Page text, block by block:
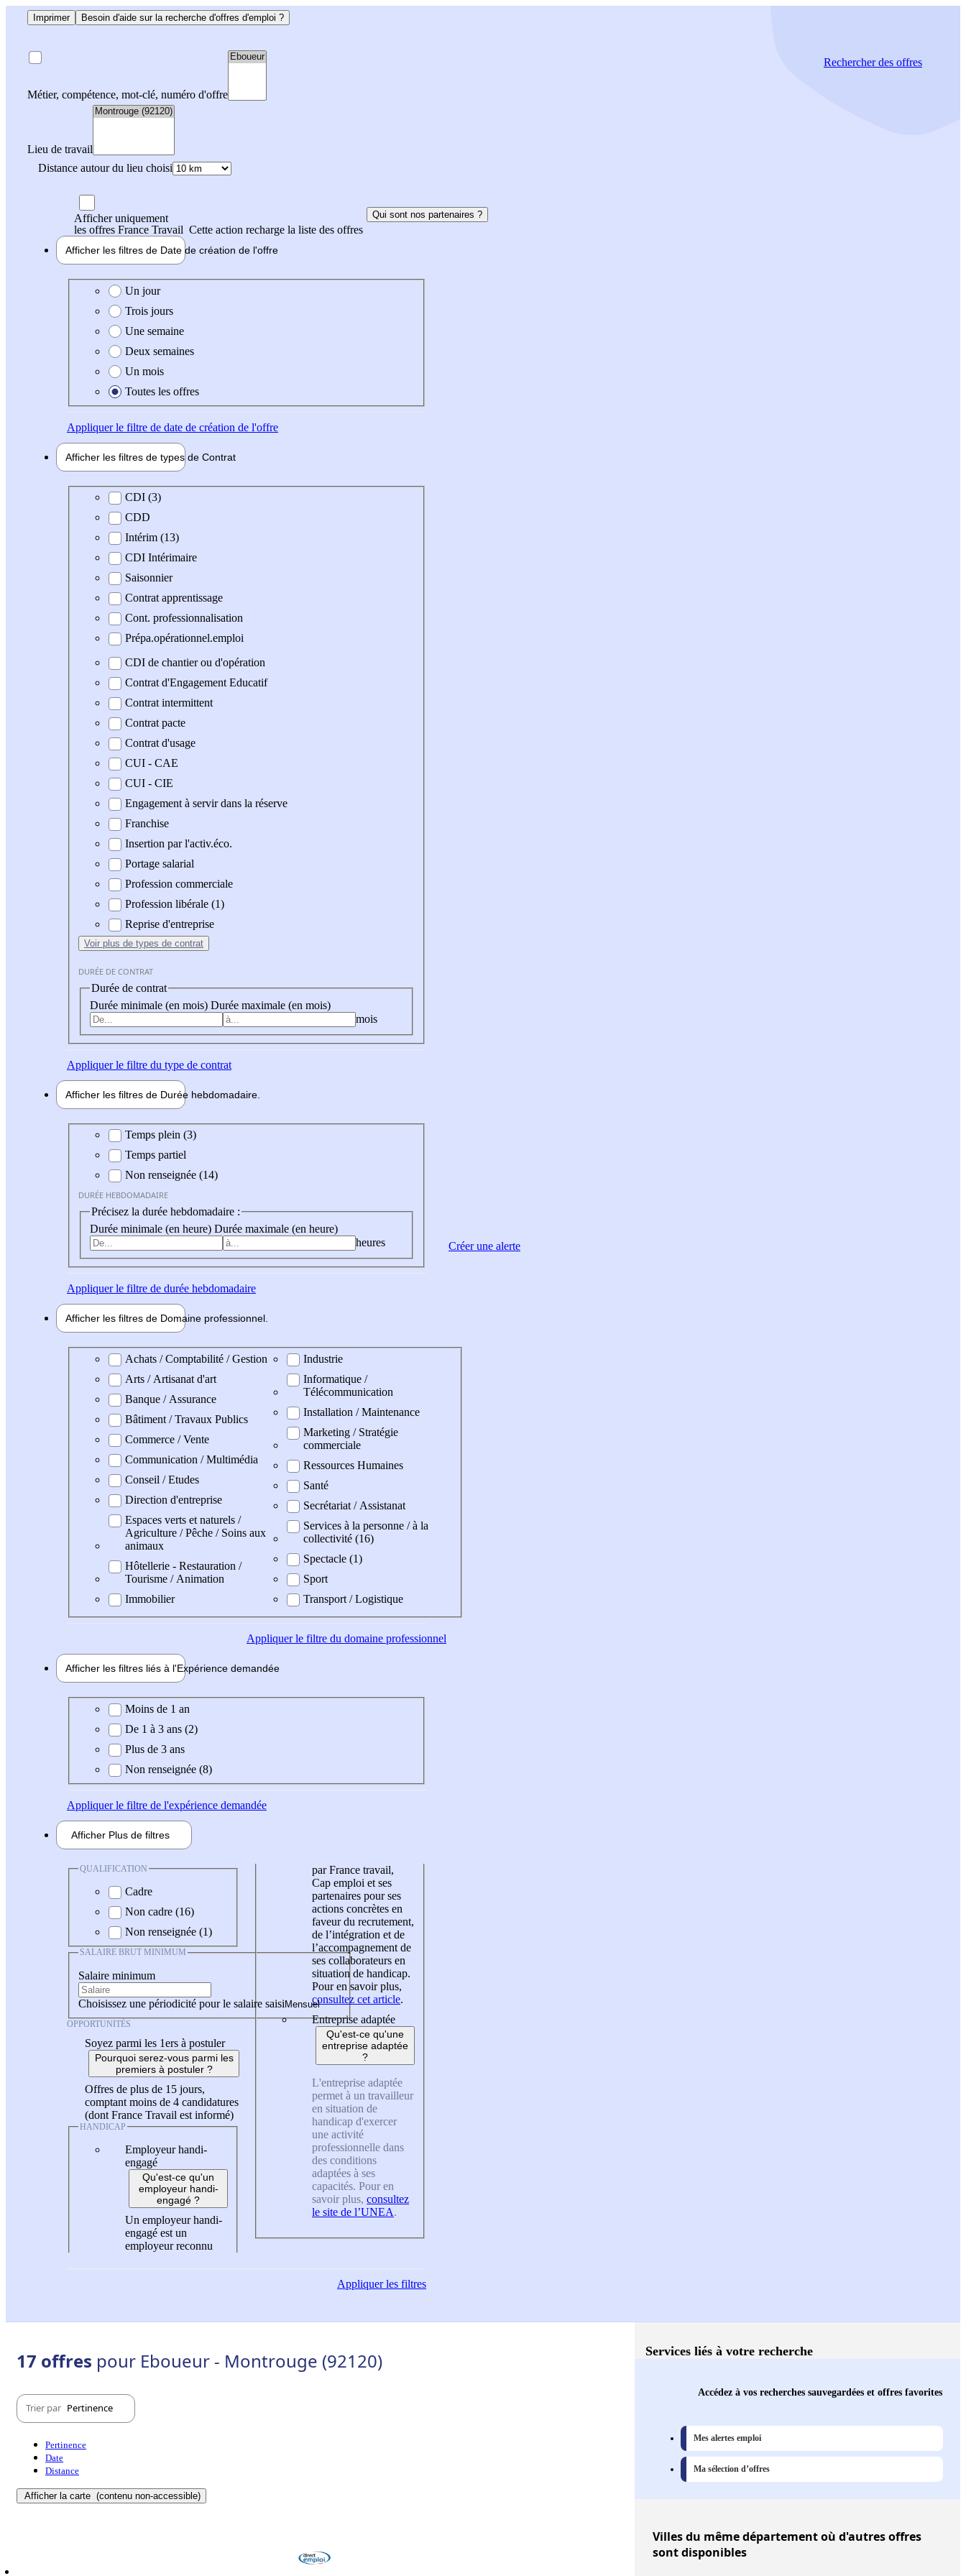
Imprimer Besoin d'aide sur la recherche d'offres d'emploi ?
Métier, compétence, mot-clé, numéro d'offre
Lieu de travail
Distance autour du lieu choisi
Rechercherdes offres
Afficher uniquement
les offres France Travail Cette action recharge la liste des offres
Qui sont nos partenaires ?
Afficher les filtres de Date de création de l'offre
Date de création de l'offre
Un jour
Trois jours
Une semaine
Deux semaines
Un mois
Toutes les offres
Appliquerle filtre de date de création de l'offre
Afficher les filtres de types de Contrat
Type de contrat
CDI (3)
CDD
Intérim (13)
CDI Intérimaire
Saisonnier
Contrat apprentissage
Cont. professionnalisation
Prépa.opérationnel.emploi
CDI de chantier ou d'opération
Contrat d'Engagement Educatif
Contrat intermittent
Contrat pacte
Contrat d'usage
CUI - CAE
CUI - CIE
Engagement à servir dans la réserve
Franchise
Insertion par l'activ.éco.
Portage salarial
Profession commerciale
Profession libérale (1)
Reprise d'entreprise
Voir plus de types de contrat
DURÉE DE CONTRAT
Durée de contrat
Durée minimale (en mois) Durée maximale (en mois)
mois
Appliquerle filtre du type de contrat
Afficher les filtres de Durée hebdomadaire
Durée hebdomadaire
Temps plein (3)
Temps partiel
Non renseignée (14)
DURÉE HEBDOMADAIRE
Précisez la durée hebdomadaire :
Durée minimale (en heure) Durée maximale (en heure)
heures
Appliquerle filtre de durée hebdomadaire
Afficher les filtres de Domaine professionnel
Domaine professionel
Achats / Comptabilité / Gestion
Arts / Artisanat d'art
Banque / Assurance
Bâtiment / Travaux Publics
Commerce / Vente
Communication / Multimédia
Conseil / Etudes
Direction d'entreprise
Espaces verts et naturels /
Agriculture / Pêche / Soins aux
animaux
Hôtellerie - Restauration /
Tourisme / Animation
Immobilier
Industrie
Informatique /
Télécommunication
Installation / Maintenance
Marketing / Stratégie
commerciale
Ressources Humaines
Santé
Secrétariat / Assistanat
Services à la personne / à la
collectivité (16)
Spectacle (1)
Sport
Transport / Logistique
Appliquerle filtre du domaine professionnel
Afficher les filtres liés à l'Expérience demandée
Expérience demandée
Moins de 1 an
De 1 à 3 ans (2)
Plus de 3 ans
Non renseignée (8)
Appliquerle filtre de l'expérience demandée
Afficher Plus de filtres
QUALIFICATION
Cadre
Non cadre (16)
Non renseignée (1)
SALAIRE BRUT MINIMUM
Salaire minimum
Choisissez une périodicité pour le salaire saisi
OPPORTUNITÉS
Soyez parmi les 1ers à postuler
Pourquoi serez-vous parmi les
premiers à postuler ?
Offres de plus de 15 jours,
comptant moins de 4 candidatures
(dont France Travail est informé)
HANDICAP
Employeur handi-
engagé
Qu'est-ce qu'un
employeur handi-
engagé ?
Un employeur handi-
engagé est un
employeur reconnu
par France travail,
Cap emploi et ses
partenaires pour ses
actions concrètes en
faveur du recrutement,
de l’intégration et de
l’accompagnement de
ses collaborateurs en
situation de handicap.
Pour en savoir plus,
consultez cet article.
Entreprise adaptée
Qu'est-ce qu'une
entreprise adaptée
?
L'entreprise adaptée
permet à un travailleur
en situation de
handicap d'exercer
une activité
professionnelle dans
des conditions
adaptées à ses
capacités. Pour en
savoir plus, consultez
le site de l’UNEA.
Appliquerles filtres
Créer une alerte
17 offres pour Eboueur - Montrouge (92120)
Trier par Pertinence
Pertinence
Date
Distance
Afficher la carte (contenu non-accessible)
Services liés à votre recherche
Accédez à vos recherches sauvegardées et offres favorites
Mes alertes emploi
Ma sélection d’offres
Villesdu même département où d'autres offres
sont disponibles